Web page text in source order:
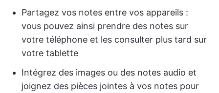
Partagez vos notes entre vos appareils :
vous pouvez ainsi prendre des notes sur
votre téléphone et les consulter plus tard sur
votre tablette
Intégrez des images ou des notes audio et
joignez des pièces jointes à vos notes pour